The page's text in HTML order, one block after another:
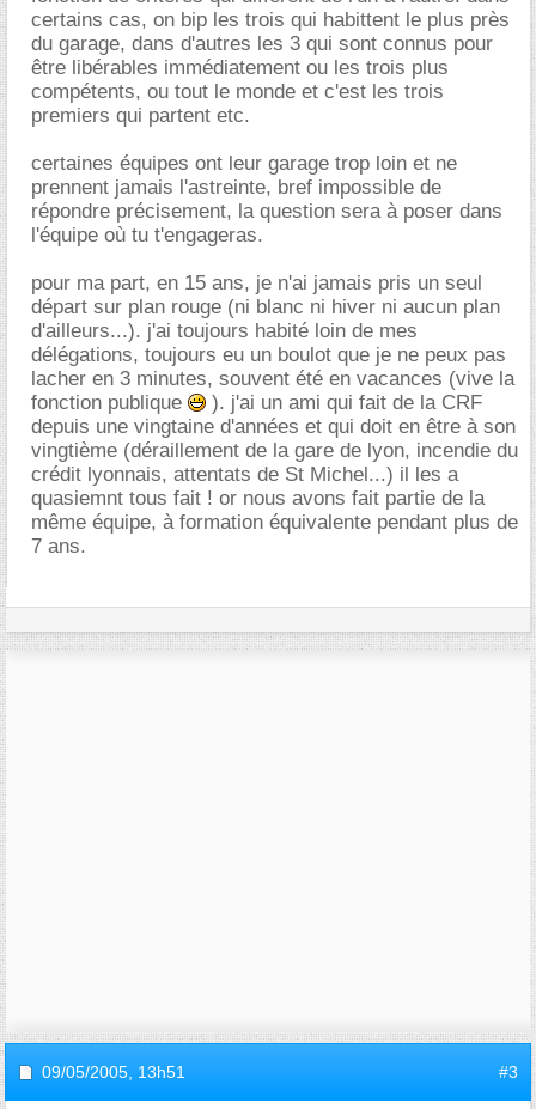
certains cas, on bip les trois qui habittent le plus près
du garage, dans d'autres les 3 qui sont connus pour
être libérables immédiatement ou les trois plus
compétents, ou tout le monde et c'est les trois
premiers qui partent etc.
certaines équipes ont leur garage trop loin et ne
prennent jamais l'astreinte, bref impossible de
répondre précisement, la question sera à poser dans
l'équipe où tu t'engageras.
pour ma part, en 15 ans, je n'ai jamais pris un seul
départ sur plan rouge (ni blanc ni hiver ni aucun plan
d'ailleurs...). j'ai toujours habité loin de mes
délégations, toujours eu un boulot que je ne peux pas
lacher en 3 minutes, souvent été en vacances (vive la
fonction publique
). j'ai un ami qui fait de la CRF
depuis une vingtaine d'années et qui doit en être à son
vingtième (déraillement de la gare de lyon, incendie du
crédit lyonnais, attentats de St Michel...) il les a
quasiemnt tous fait ! or nous avons fait partie de la
même équipe, à formation équivalente pendant plus de
7 ans.
09/05/2005, 13h51 #3